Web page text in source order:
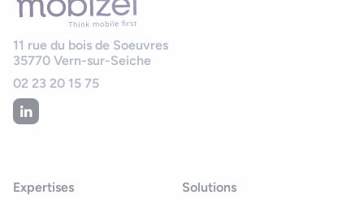
11 rue du bois de Soeuvres
35770 Vern-sur-Seiche
02 23 20 15 75
Expertises Solutions